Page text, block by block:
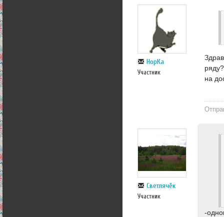
НорКа
Участник
на
Светлячёк
Участник
-